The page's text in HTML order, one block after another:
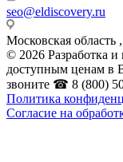
seo@eldiscovery.ru
Московская область
© 2026 Разработка
доступным ценам в
звоните ☎ 8 (800)
Политика
Согласие на